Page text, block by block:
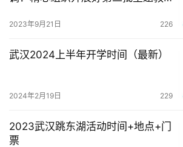
质量发展
2023年9月21日 226
武汉2024上半年开学时间（最新）
2024年2月19日 229
2023武汉跳东湖活动时间+地点+门
票